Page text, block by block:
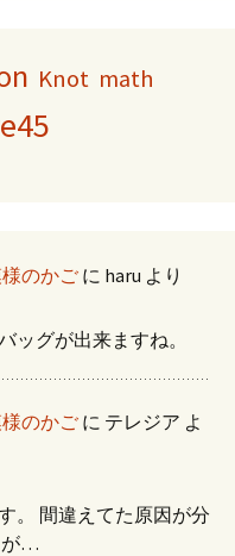
Knot math
のかご に haru より
ッグが出来ますね。
のかご に テレジア よ
。 間違えてた原因が分
が…